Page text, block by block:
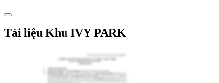
Tài liệu Khu IVY PARK